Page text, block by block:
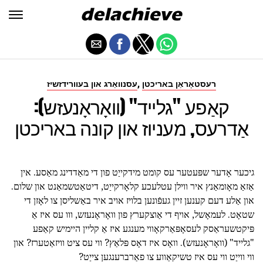
עסנוואַרג און בעוורידזשיז, רעסטאָראַן באריכטן
קאַפע "גלייד" (וואָראָנעזש):
אַדרעס, מעניוז און קונה באריכטן
גיכער אָדער שפּעטער עס קומט מידקייַט פון די מאַדדינג מאַסע. אין
אַזאַ מאָומאַנץ איר ווילן עטלעכע קלאָרקייַט, דיטאַטשמאַנט און שלום.
און אַלע דעם קענען זיין געפֿונען בלויז אויב איר באַשליסן צו לאָזן די
שטאָט. לעמאָשל, אויף די אַוצקערץ פון וואָראָנעזש, ווו עס איז אַ
פּיקטשעראַסק לעסאָפּאַרקאָווי מענגע איז אַ קליין היימיש קאַפע
"גלייד" (וואָראָנעזש). וואָס איז דאָס פּלאַץ? ווי עס ציט וויזאַטערז? און
ווי ווייַט ווי עס איז טשיקאַווע צו פאַרברענגען צייַט?